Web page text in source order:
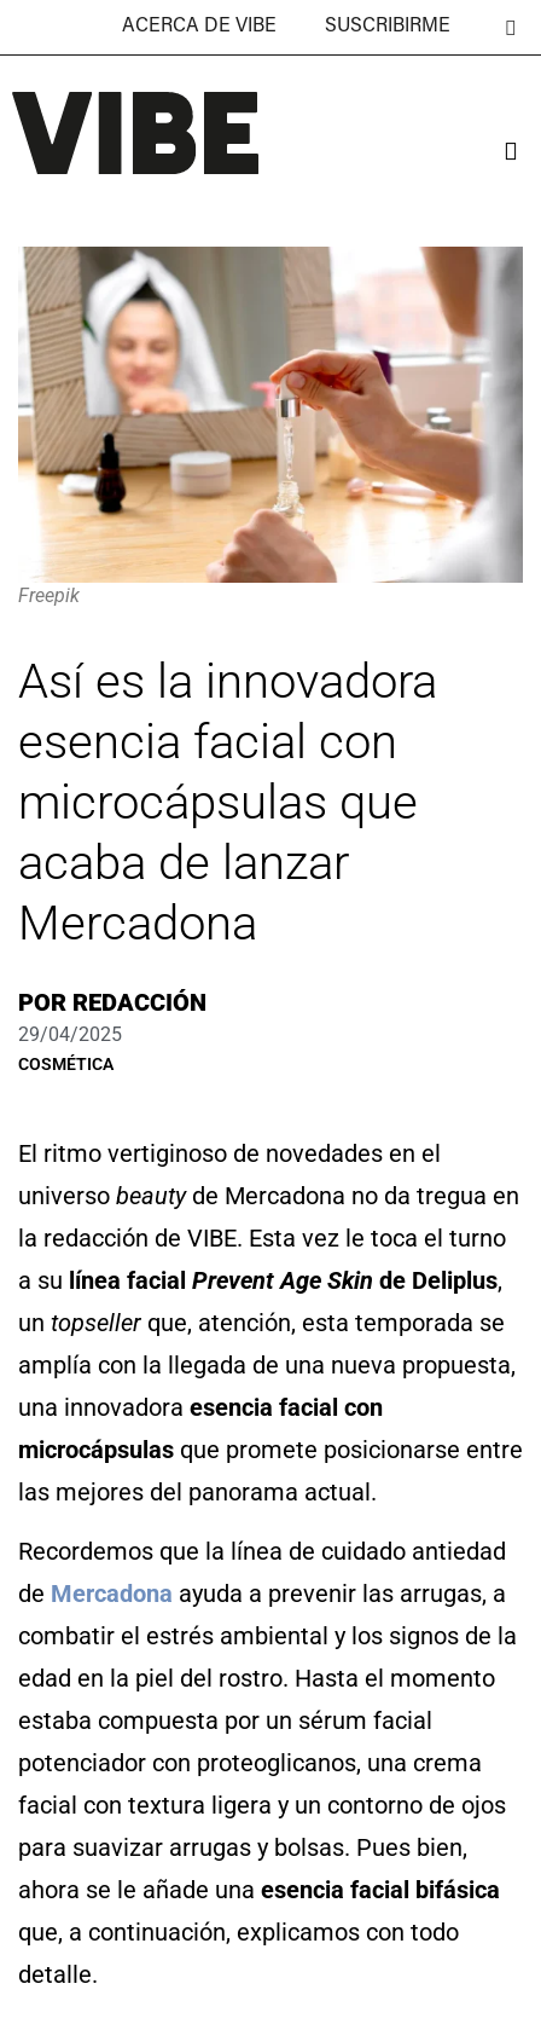
ACERCA DE VIBE SUSCRIBIRME
Freepik
Así es la innovadora
esencia facial con
microcápsulas que
acaba de lanzar
Mercadona
POR REDACCIÓN
29/04/2025
COSMÉTICA
El ritmo vertiginoso de novedades en el
universo beautyde Mercadona no da tregua en
la redacción de VIBE. Esta vez le toca el turno
a su línea facial Prevent Age Skin de Deliplus,
un topseller que, atención, esta temporada se
amplía con la llegada de una nueva propuesta,
una innovadora esencia facial con
microcápsulas que promete posicionarse entre
las mejores del panorama actual.
Recordemos que la línea de cuidado antiedad
de Mercadona ayuda a prevenir las arrugas, a
combatir el estrés ambiental y los signos de la
edad en la piel del rostro. Hasta el momento
estaba compuesta por un sérum facial
potenciador con proteoglicanos, una crema
facial con textura ligera y un contorno de ojos
para suavizar arrugas y bolsas. Pues bien,
ahora se le añade una esencia facial bifásica
que, a continuación, explicamos con todo
detalle.